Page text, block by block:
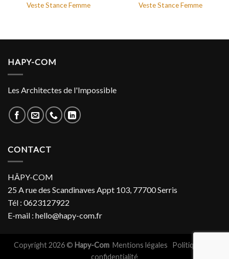
Veste Stance Femme Veste Stance Femme
HAPY-COM
Les Architectes de l'Impossible
CONTACT
HÂPY-COM
25 A rue des Scandinaves Appt 103, 77700 Serris
Tél : 0623127922
E-mail : hello@hapy-com.fr
Copyright 2026 © Hapy-Com Mentions légales
Politiques de
confidentialité